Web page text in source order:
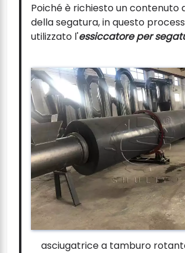
Poiché è richiesto un contenuto
della segatura, in questo
utilizzato l'essiccatore per
asciugatrice a tamburo